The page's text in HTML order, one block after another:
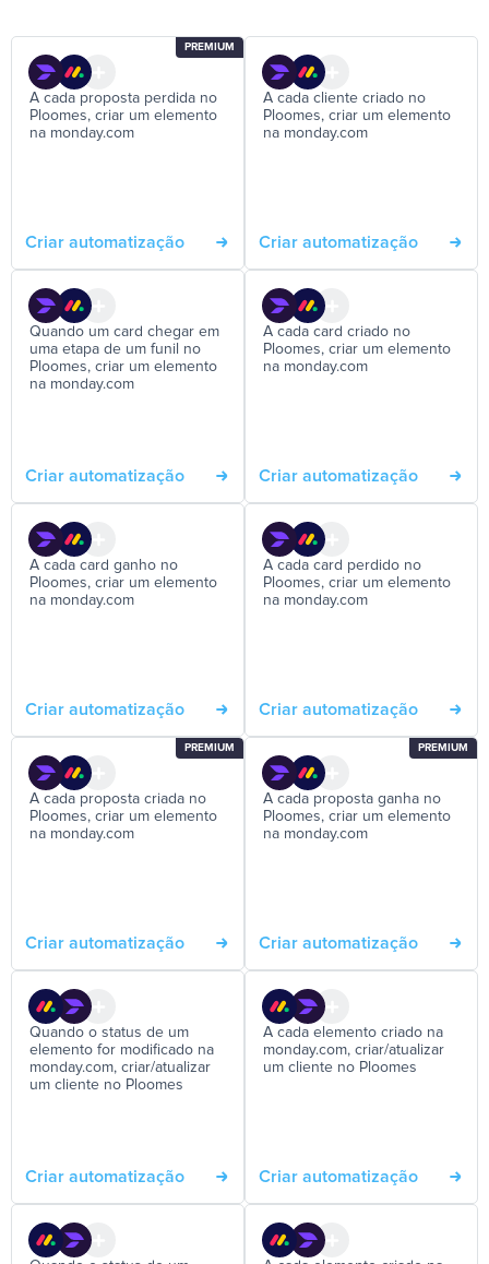
PREMIUM
A cada proposta perdida no
Ploomes, criar um elemento
na monday.com
Criar automatização
A cada cliente criado no
Ploomes, criar um elemento
na monday.com
Criar automatização
Quando um card chegar em
uma etapa de um funil no
Ploomes, criar um elemento
na monday.com
Criar automatização
A cada card criado no
Ploomes, criar um elemento
na monday.com
Criar automatização
A cada card ganho no
Ploomes, criar um elemento
na monday.com
Criar automatização
A cada card perdido no
Ploomes, criar um elemento
na monday.com
Criar automatização
PREMIUM
A cada proposta criada no
Ploomes, criar um elemento
na monday.com
Criar automatização
PREMIUM
A cada proposta ganha no
Ploomes, criar um elemento
na monday.com
Criar automatização
Quando o status de um
elemento for modificado na
monday.com, criar/atualizar
um cliente no Ploomes
Criar automatização
A cada elemento criado na
monday.com, criar/atualizar
um cliente no Ploomes
Criar automatização